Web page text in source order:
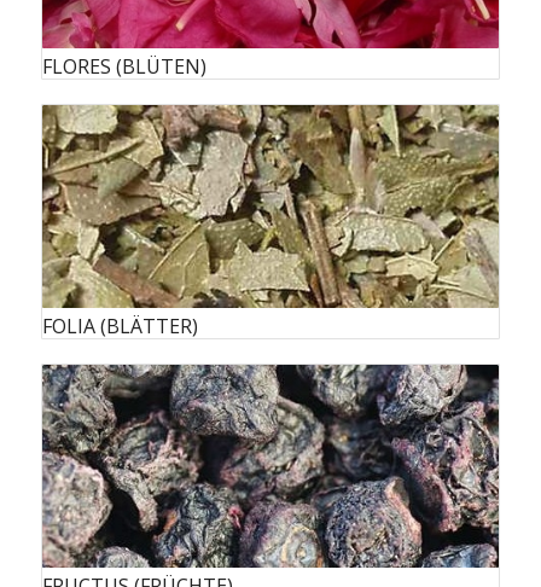
FLORES (BLÜTEN)
FOLIA (BLÄTTER)